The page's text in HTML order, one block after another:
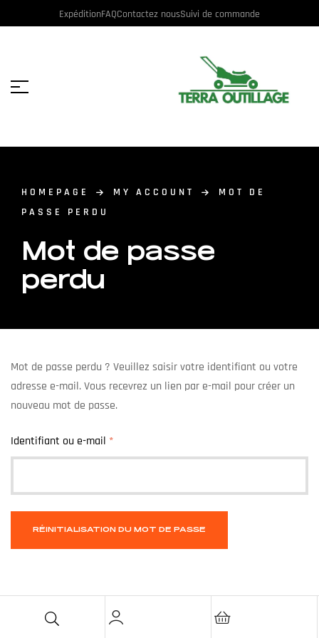
ExpéditionFAQContactez nousSuivi de commande
HOMEPAGE MY ACCOUNT
MOT DE
PASSE PERDU
Mot de passe
perdu
Mot de passe perdu ? Veuillez saisir votre identifiant ou votre
adresse e-mail. Vous recevrez un lien par e-mail pour créer un
nouveau mot de passe.
Identifiant ou e-mail *
RÉINITIALISATION DU MOT DE PASSE